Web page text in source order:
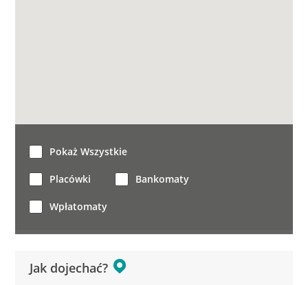
Jak dojechać?
Pokaż Wszystkie
Placówki Bankomaty
Wpłatomaty